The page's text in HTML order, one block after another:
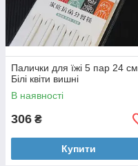
Палички для їжі 5 пар 24 см.
Білі квіти вишні
В наявності
306 ₴
Купити